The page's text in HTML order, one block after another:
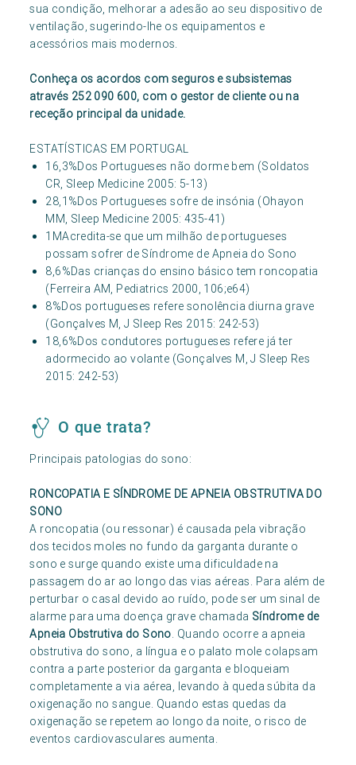
sua condição, melhorar a adesão ao seu dispositivo de
ventilação, sugerindo-lhe os equipamentos e
acessórios mais modernos.
Conheça os acordos com seguros e subsistemas
através 252 090 600, com o gestor de cliente ou na
receção principal da unidade.
ESTATÍSTICAS EM PORTUGAL
16,3%Dos Portugueses não dorme bem (Soldatos
CR, Sleep Medicine 2005: 5-13)
28,1%Dos Portugueses sofre de insónia (Ohayon
MM, Sleep Medicine 2005: 435-41)
1MAcredita-se que um milhão de portugueses
possam sofrer de Síndrome de Apneia do Sono
8,6%Das crianças do ensino básico tem roncopatia
(Ferreira AM, Pediatrics 2000, 106;e64)
8%Dos portugueses refere sonolência diurna grave
(Gonçalves M, J Sleep Res 2015: 242-53)
18,6%Dos condutores portugueses refere já ter
adormecido ao volante (Gonçalves M, J Sleep Res
2015: 242-53)
O que trata?
Principais patologias do sono:
RONCOPATIA E SÍNDROME DE APNEIA OBSTRUTIVA DO
SONO
A roncopatia (ou ressonar) é causada pela vibração
dos tecidos moles no fundo da garganta durante o
sono e surge quando existe uma dificuldade na
passagem do ar ao longo das vias aéreas. Para além de
perturbar o casal devido ao ruído, pode ser um sinal de
alarme para uma doença grave chamada Síndrome de
Apneia Obstrutiva do Sono. Quando ocorre a apneia
obstrutiva do sono, a língua e o palato mole colapsam
contra a parte posterior da garganta e bloqueiam
completamente a via aérea, levando à queda súbita da
oxigenação no sangue. Quando estas quedas da
oxigenação se repetem ao longo da noite, o risco de
eventos cardiovasculares aumenta.